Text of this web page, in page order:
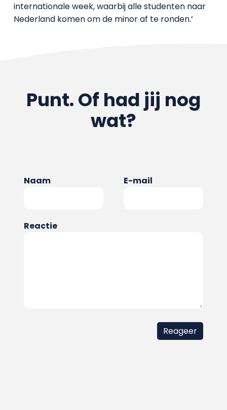
internationale week, waarbij alle studenten naar
Nederland komen om de minor af te ronden.’
Punt. Of had jij nog
wat?
Naam E-mail
Reactie